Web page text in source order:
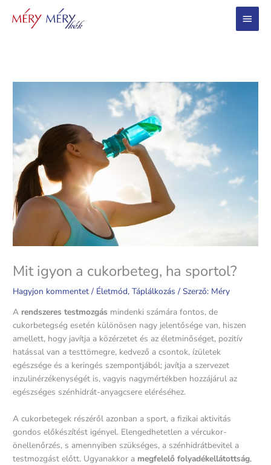
Main
Menu
Mit igyon a cukorbeteg, ha sportol?
Hagyjon kommentet / Életmód,Táplálkozás / Szerző: Méry
A rendszeres testmozgás mindenki számára fontos, de
cukorbetegség esetén különösen nagy jelentősége van, hiszen
amellett, hogy javítja a közérzetet és az életminőséget, pozitív
hatással van a testtömegre, kedvező a csontok, ízületek
egészsége és a keringés szempontjából; javítja a szervezet
inzulinérzékenységét is, vagyis nagymértékben hozzájárul az
egészséges szénhidrát-anyagcsere eléréséhez.
A cukorbetegek részéről azonban a sport, a fizikai aktivitás
gondos előkészítést igényel. Elengedhetetlen a vércukor-
önellenőrzés, s amennyiben szükséges, a szénhidrátbevitel a
testmozgást előtt. Ugyanakkor a megfelelő folyadékellátottság,